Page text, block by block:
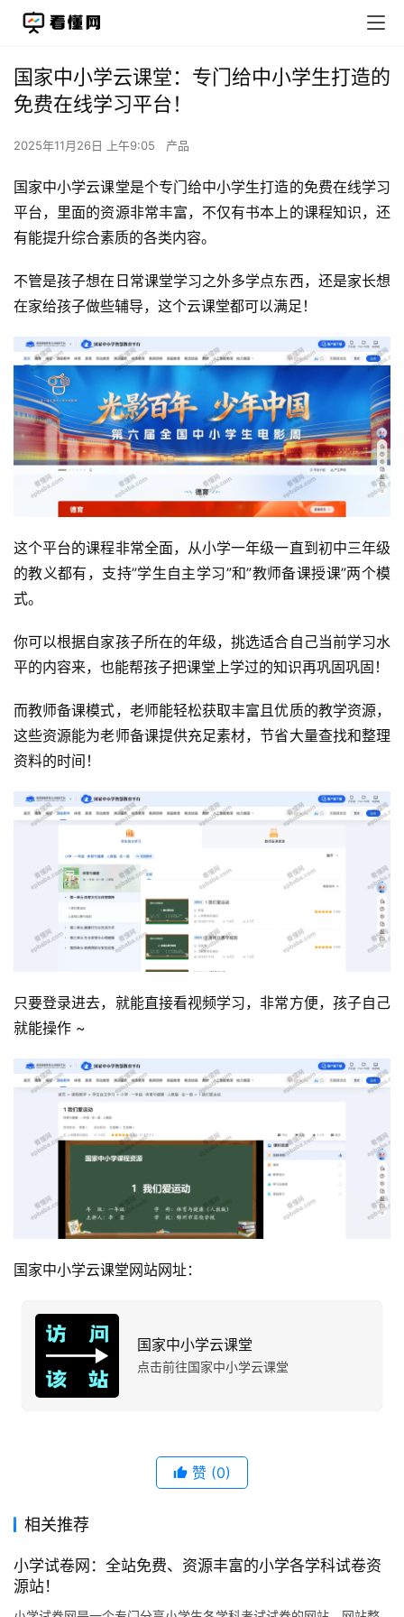
品
国家中小学云课堂：专门给中小学生打造的
免费在线学习平台！
2025年11月26日 上午9:05 产品
国家中小学云课堂是个专门给中小学生打造的免费在线学习
平台，里面的资源非常丰富，不仅有书本上的课程知识，还
有能提升综合素质的各类内容。
不管是孩子想在日常课堂学习之外多学点东西，还是家长想
在家给孩子做些辅导，这个云课堂都可以满足！
这个平台的课程非常全面，从小学一年级一直到初中三年级
的教义都有，支持”学生自主学习”和”教师备课授课”两个模
式。
你可以根据自家孩子所在的年级，挑选适合自己当前学习水
平的内容来，也能帮孩子把课堂上学过的知识再巩固巩固！
而教师备课模式，老师能轻松获取丰富且优质的教学资源，
这些资源能为老师备课提供充足素材，节省大量查找和整理
资料的时间！
只要登录进去，就能直接看视频学习，非常方便，孩子自己
就能操作 ~
国家中小学云课堂网站网址：
国家中小学云课堂
点击前往国家中小学云课堂
赞 (0)
相关推荐
小学试卷网：全站免费、资源丰富的小学各学科试卷资
源站！